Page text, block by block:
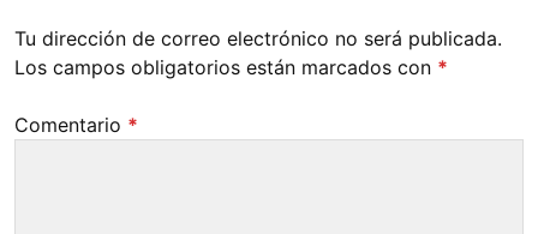
Tu dirección de correo electrónico no será publicada.
Los campos obligatorios están marcados con *
Comentario *